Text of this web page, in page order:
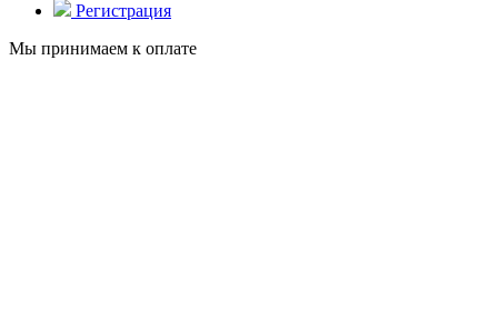
Регистрация
Мы принимаем к оплате